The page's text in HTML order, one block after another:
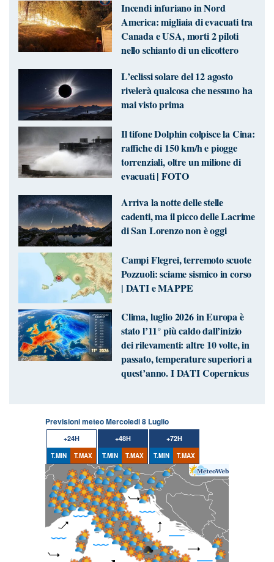
Incendi infuriano in Nord
America: migliaia di evacuati tra
Canada e USA, morti 2 piloti
nello schianto di un elicottero
L’eclissi solare del 12 agosto
rivelerà qualcosa che nessuno ha
mai visto prima
Il tifone Dolphin colpisce la Cina:
raffiche di 150 km/h e piogge
torrenziali, oltre un milione di
evacuati | FOTO
Arriva la notte delle stelle
cadenti, ma il picco delle Lacrime
di San Lorenzo non è oggi
Campi Flegrei, terremoto scuote
Pozzuoli: sciame sismico in corso
| DATI e MAPPE
Clima, luglio 2026 in Europa è
stato l’11° più caldo dall’inizio
dei rilevamenti: altre 10 volte, in
passato, temperature superiori a
quest’anno. I DATI Copernicus
Previsioni meteo Mercoledi 8 Luglio
+24H
T.MIN T.MAX
+48H
T.MIN T.MAX
+72H
T.MIN T.MAX